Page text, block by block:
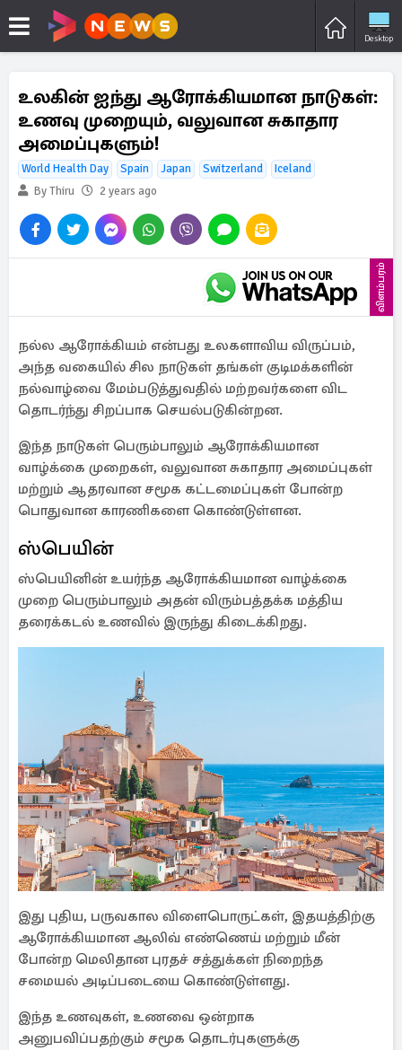
Desktop
உலகின் ஐந்து ஆரோக்கியமான நாடுகள்:
உணவு முறையும், வலுவான சுகாதார
அமைப்புகளும்!
World Health Day Spain Japan Switzerland
Iceland
By Thiru
2 years ago
விளம்பரம்
நல்ல ஆரோக்கியம் என்பது உலகளாவிய விருப்பம்,
அந்த வகையில் சில நாடுகள் தங்கள் குடிமக்களின்
நல்வாழ்வை மேம்படுத்துவதில் மற்றவர்களை விட
தொடர்ந்து சிறப்பாக செயல்படுகின்றன.
இந்த நாடுகள் பெரும்பாலும் ஆரோக்கியமான
வாழ்க்கை முறைகள், வலுவான சுகாதார அமைப்புகள்
மற்றும் ஆதரவான சமூக கட்டமைப்புகள் போன்ற
பொதுவான காரணிகளை கொண்டுள்ளன.
ஸ்பெயின்
ஸ்பெயினின் உயர்ந்த ஆரோக்கியமான வாழ்க்கை
முறை பெரும்பாலும் அதன் விரும்பத்தக்க மத்திய
தரைக்கடல் உணவில் இருந்து கிடைக்கிறது.
இது புதிய, பருவகால விளைபொருட்கள், இதயத்திற்கு
ஆரோக்கியமான ஆலிவ் எண்ணெய் மற்றும் மீன்
போன்ற மெலிதான புரதச் சத்துக்கள் நிறைந்த
சமையல் அடிப்படையை கொண்டுள்ளது.
இந்த உணவுகள், உணவை ஒன்றாக
அனுபவிப்பதற்கும் சமூக தொடர்புகளுக்கு